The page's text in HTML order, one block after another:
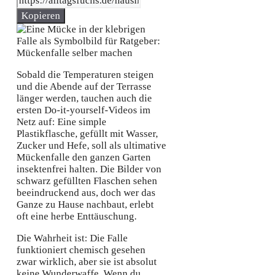
Kopieren
Sobald die Temperaturen steigen
und die Abende auf der Terrasse
länger werden, tauchen auch die
ersten Do-it-yourself-Videos im
Netz auf: Eine simple
Plastikflasche, gefüllt mit Wasser,
Zucker und Hefe, soll als ultimative
Mückenfalle den ganzen Garten
insektenfrei halten. Die Bilder von
schwarz gefüllten Flaschen sehen
beeindruckend aus, doch wer das
Ganze zu Hause nachbaut, erlebt
oft eine herbe Enttäuschung.
Die Wahrheit ist: Die Falle
funktioniert chemisch gesehen
zwar wirklich, aber sie ist absolut